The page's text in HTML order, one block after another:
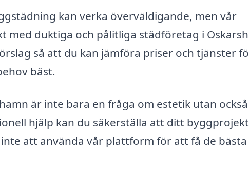
kan verka överväldigande, men vår
duktiga och pålitliga städföretag i
så att du kan jämföra priser och tjänster
bäst.
är inte bara en fråga om estetik utan
hjälp kan du säkerställa att ditt byggprojekt
att använda vår plattform för att få de bästa